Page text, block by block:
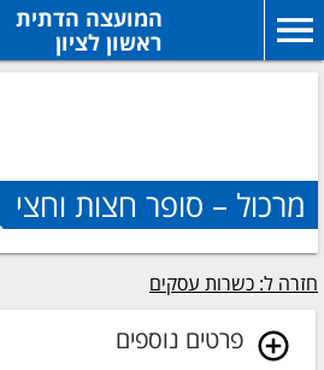
המועצה הדתית
ראשון לציון
מרכול – סופר חצות וחצי
חזרה ל: כשרות עסקים
פרטים נוספים